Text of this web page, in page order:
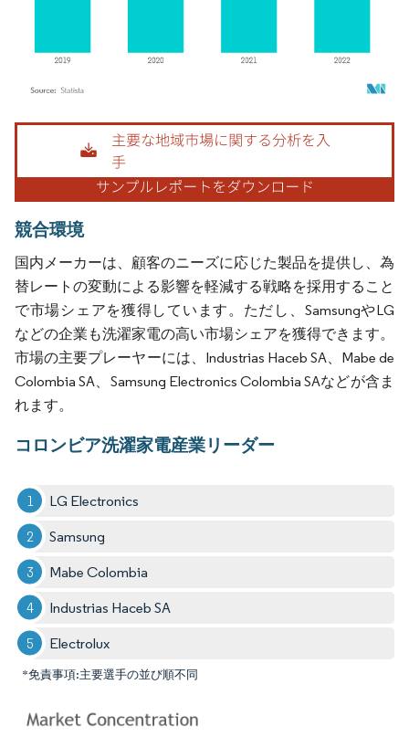
画像 © Mordor Intelligence。再利用にはCC BY 4.0の表示が必要です。
競合環境
国内メーカーは、顧客のニーズに応じた製品を提供し、為
替レートの変動による影響を軽減する戦略を採用すること
で市場シェアを獲得しています。ただし、SamsungやLG
などの企業も洗濯家電の高い市場シェアを獲得できます。
市場の主要プレーヤーには、Industrias Haceb SA、Mabe de
Colombia SA、Samsung Electronics Colombia SAなどが含ま
れます。
コロンビア洗濯家電産業リーダー
LG Electronics
Samsung
Mabe Colombia
Industrias Haceb SA
Electrolux
*免責事項:主要選手の並び順不同